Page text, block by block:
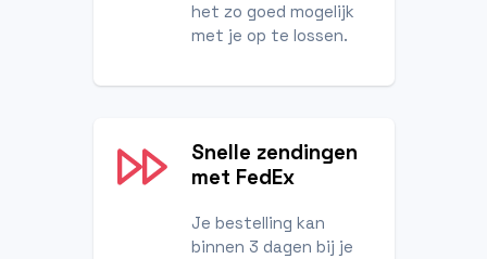
het zo goed mogelijk
met je op te lossen.
Snelle zendingen
met FedEx
Je bestelling kan
binnen 3 dagen bij je